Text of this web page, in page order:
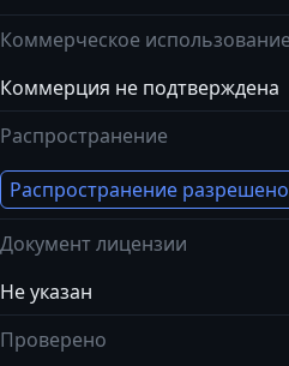
Коммерческое использование
Коммерция не подтверждена
Распространение
Распространение разрешено
Документ лицензии
Не указан
Проверено